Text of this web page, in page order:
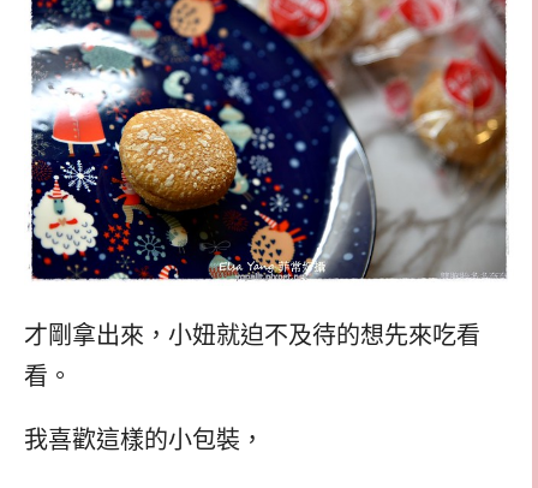
才剛拿出來，小妞就迫不及待的想先來吃看
看。
我喜歡這樣的小包裝，